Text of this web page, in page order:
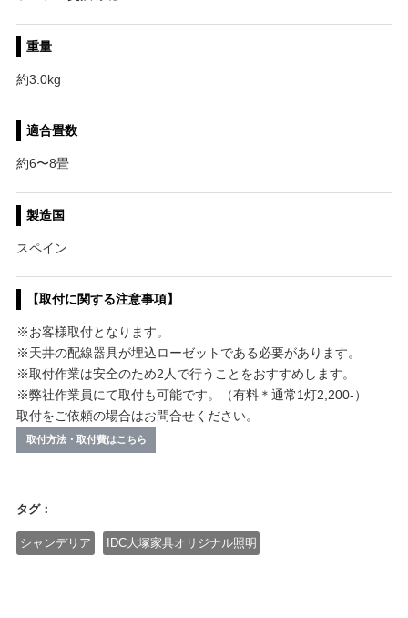
重量
約3.0kg
適合畳数
約6〜8畳
製造国
スペイン
【取付に関する注意事項】
※お客様取付となります。
※天井の配線器具が埋込ローゼットである必要があります。
※取付作業は安全のため2人で行うことをおすすめします。
※弊社作業員にて取付も可能です。（有料＊通常1灯2,200-）
取付をご依頼の場合はお問合せください。
取付方法・取付費はこちら
タグ：
シャンデリア IDC大塚家具オリジナル照明